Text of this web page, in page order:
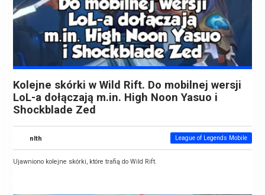
Kolejne skórki w Wild Rift. Do mobilnej wersji
LoL-a dołączają m.in. High Noon Yasuo i
Shockblade Zed
nlth League of Legends Mobile
Ujawniono kolejne skórki, które trafią do Wild Rift.